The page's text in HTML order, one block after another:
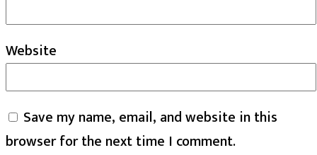
Website
Save my name, email, and website in this
browser for the next time I comment.